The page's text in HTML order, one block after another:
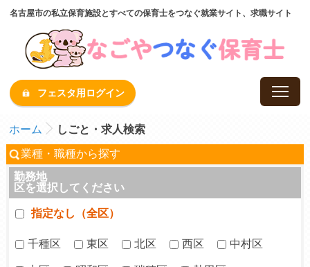
名古屋市の私立保育施設とすべての保育士をつなぐ就業サイト、求職サイト
フェスタ用ログイン
ホーム しごと・求人検索
業種・職種から探す
勤務地
区を選択してください
指定なし（全区）
千種区 東区 北区 西区 中村区